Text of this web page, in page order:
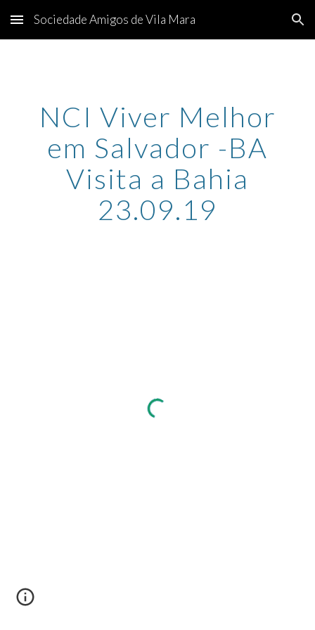
Skip to main content Skip to navigation
Sociedade Amigos de Vila Mara
NCI Viver Melhor
em Salvador -BA
Visita a Bahia
23.09.19